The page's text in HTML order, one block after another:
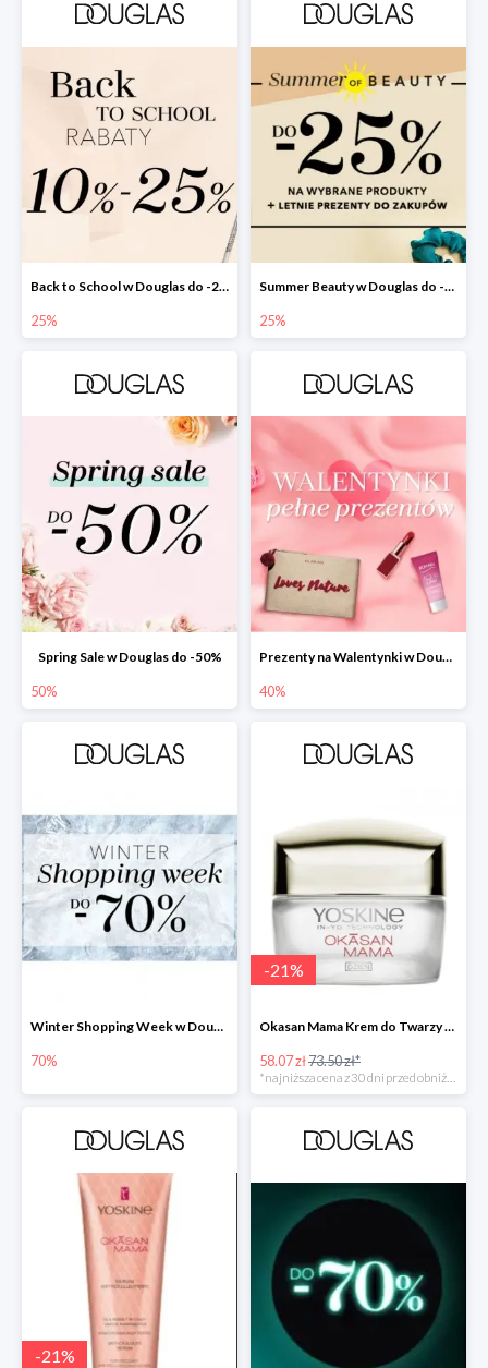
Back to School w Douglas do -25%
25%
Summer Beauty w Douglas do -25%
25%
Spring Sale w Douglas do -50%
50%
Prezenty na Walentynki w Douglas do -40%
40%
Winter Shopping Week w Douglas do -70%
70%
-21%
Okasan Mama Krem do Twarzy Przeciw Przebarwieniom SPF30 -20%
58.07 zł73.50 zł*
-21%